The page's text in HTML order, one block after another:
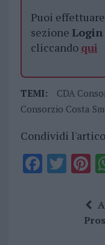
Puoi
sezione Login
cliccando qui
TEMI:
CDA
Consorzio Costa
Condividi
F T